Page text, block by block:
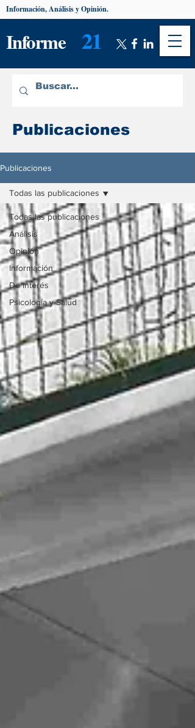
Informe 21
Información, Análisis y Opinión.
Publicaciones
Publicaciones
Todas las publicaciones
Análisis
Opinión
Información
De interés
Psicología y Salud
Todas las publicaciones